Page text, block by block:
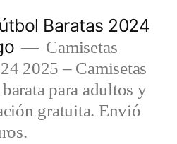
Baratas 2024
Camisetas
2025 – Camisetas
para adultos y
gratuita. Envió